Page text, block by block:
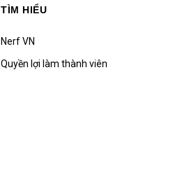
TÌM HIỂU
Nerf VN
Quyền lợi làm thành viên